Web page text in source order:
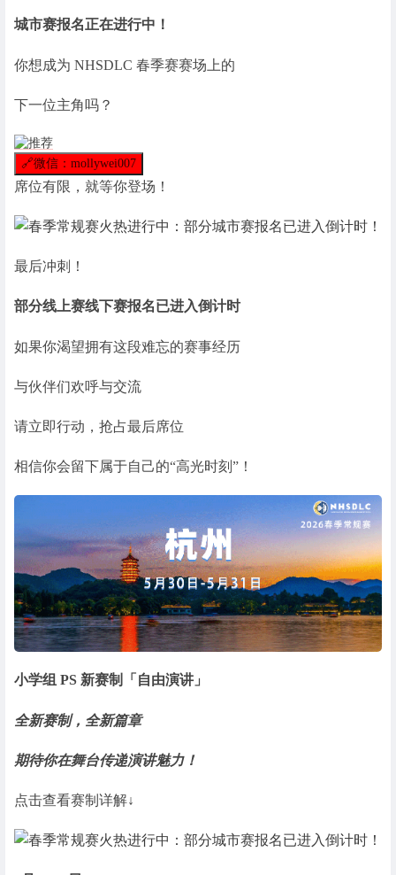
城市赛报名正在进行中！
你想成为 NHSDLC 春季赛赛场上的
下一位主角吗？
🔗微信：mollywei007
席位有限，就等你登场！
最后冲刺！
部分线上赛线下赛报名已进入倒计时
如果你渴望拥有这段难忘的赛事经历
与伙伴们欢呼与交流
请立即行动，抢占最后席位
相信你会留下属于自己的“高光时刻”！
小学组 PS 新赛制「自由演讲」
全新赛制，全新篇章
期待你在舞台传递演讲魅力！
点击查看赛制详解↓